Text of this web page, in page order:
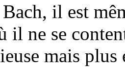
il est
il ne se
mais plus